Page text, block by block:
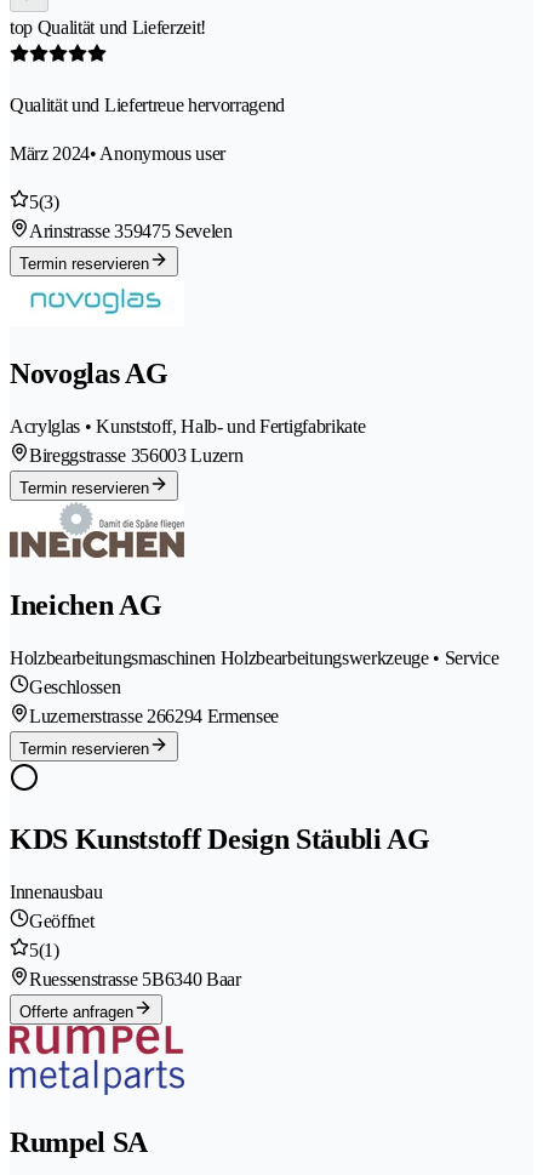
top Qualität und Lieferzeit!
Qualität und Liefertreue hervorragend
März 2024• Anonymous user
5(3)
Arinstrasse 359475 Sevelen
Termin reservieren
Novoglas AG
Acrylglas • Kunststoff, Halb- und Fertigfabrikate
Bireggstrasse 356003 Luzern
Termin reservieren
Ineichen AG
Holzbearbeitungsmaschinen Holzbearbeitungswerkzeuge • Service
Geschlossen
Luzernerstrasse 266294 Ermensee
Termin reservieren
KDS Kunststoff Design Stäubli AG
Innenausbau
Geöffnet
5(1)
Ruessenstrasse 5B6340 Baar
Offerte anfragen
Rumpel SA